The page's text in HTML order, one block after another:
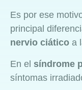
Es por ese
principal
nervio ciático a
En el síndrome
síntomas